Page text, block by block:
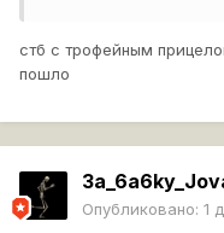
стб с трофейным
пошло
Опубликовано: 1